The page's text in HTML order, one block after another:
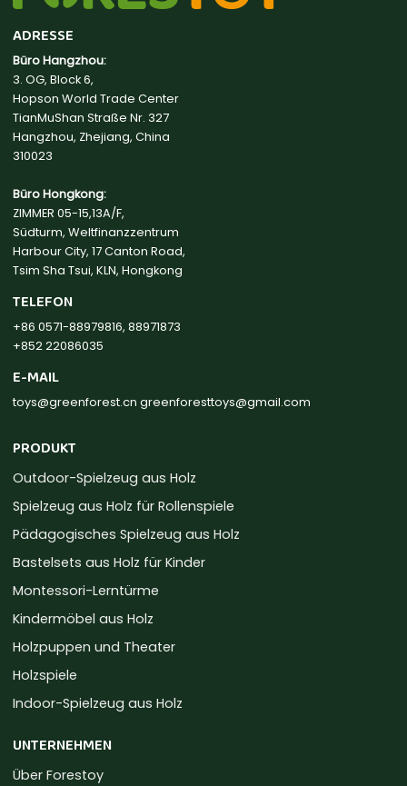
ADRESSE
Büro Hangzhou:
3. OG, Block 6,
Hopson World Trade Center
TianMuShan Straße Nr. 327
Hangzhou, Zhejiang, China
310023
Büro Hongkong:
ZIMMER 05-15,13A/F,
Südturm, Weltfinanzzentrum
Harbour City, 17 Canton Road,
Tsim Sha Tsui, KLN, Hongkong
TELEFON
+86 0571-88979816, 88971873
+852 22086035
E-MAIL
toys@greenforest.cn greenforesttoys@gmail.com
PRODUKT
Outdoor-Spielzeug aus Holz
Spielzeug aus Holz für Rollenspiele
Pädagogisches Spielzeug aus Holz
Bastelsets aus Holz für Kinder
Montessori-Lerntürme
Kindermöbel aus Holz
Holzpuppen und Theater
Holzspiele
Indoor-Spielzeug aus Holz
UNTERNEHMEN
Über Forestoy